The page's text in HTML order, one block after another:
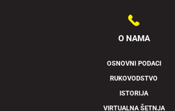
O NAMA
OSNOVNI PODACI
RUKOVODSTVO
ISTORIJA
VIRTUALNA ŠETNJA